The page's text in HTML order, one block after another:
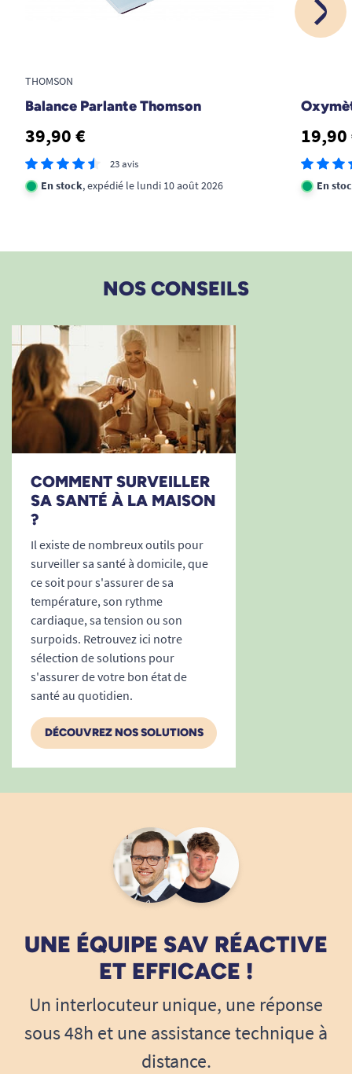
THOMSON
Balance Parlante Thomson
39,90 €
23 avis
En stock, expédié le lundi 10 août 2026
19,90
En
NOS CONSEILS
COMMENT SURVEILLER
SA SANTÉ À LA MAISON
?
Il existe de nombreux outils pour
surveiller sa santé à domicile, que
ce soit pour s'assurer de sa
température, son rythme
cardiaque, sa tension ou son
surpoids. Retrouvez ici notre
sélection de solutions pour
s'assurer de votre bon état de
santé au quotidien.
DÉCOUVREZ NOS SOLUTIONS
UNE ÉQUIPE SAV RÉACTIVE
ET EFFICACE !
Un interlocuteur unique, une réponse
sous 48h et une assistance technique à
distance.